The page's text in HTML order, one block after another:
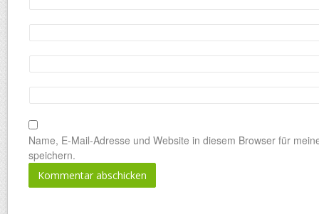
Name, E-Mail-Adresse und Website in diesem Browser für
speichern.